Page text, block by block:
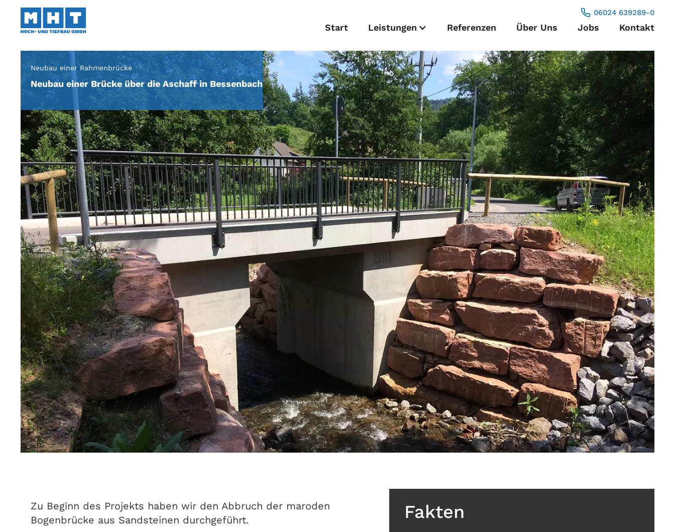
06024 639289-0
Start Leistungen Referenzen Über Uns Jobs Kontakt
Neubau einer Rahmenbrücke
Neubau einer Brücke über die Aschaff in Bessenbach
Zu Beginn des Projekts haben wir den Abbruch der maroden
Bogenbrücke aus Sandsteinen durchgeführt.
Fakten